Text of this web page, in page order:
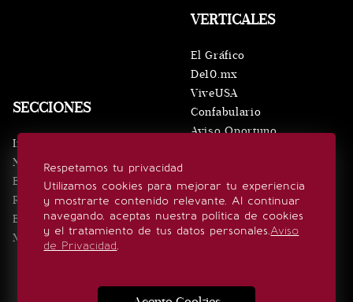
Respetamos tu privacidad
Utilizamos cookies para mejorar tu experiencia
y mostrarte contenido relevante. Al continuar
navegando, aceptas nuestra política de cookies
y el tratamiento de tus datos personales.Aviso
de Privacidad.
SECCIONES
Inicio
Noticias
Eventos
Realeza
Estilo de vida
Minuto x Minuto
VERTICALES
El Gráfico
De10.mx
ViveUSA
Confabulario
Aviso Oportuno
SÍGUENOS